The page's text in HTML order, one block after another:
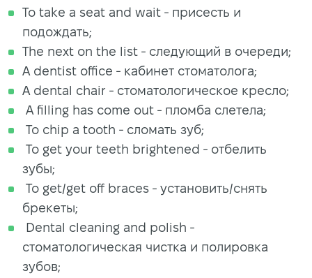
To take a seat and wait - присесть и
подождать;
The next on the list - следующий в очереди;
A dentist office - кабинет стоматолога;
A dental chair - стоматологическое кресло;
A filling has come out - пломба слетела;
To chip a tooth - сломать зуб;
To get your teeth brightened - отбелить
зубы;
To get/get off braces - установить/снять
брекеты;
Dental cleaning and polish -
стоматологическая чистка и полировка
зубов;